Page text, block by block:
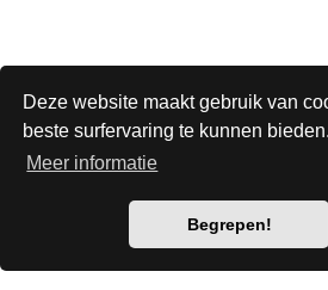
Deze website maakt gebruik van
beste surfervaring te kunnen bieden.
Meer informatie
Begrepen!